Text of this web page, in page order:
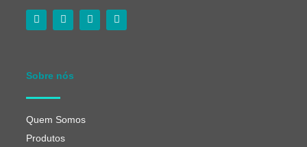
Sobre nós
Quem Somos
Produtos